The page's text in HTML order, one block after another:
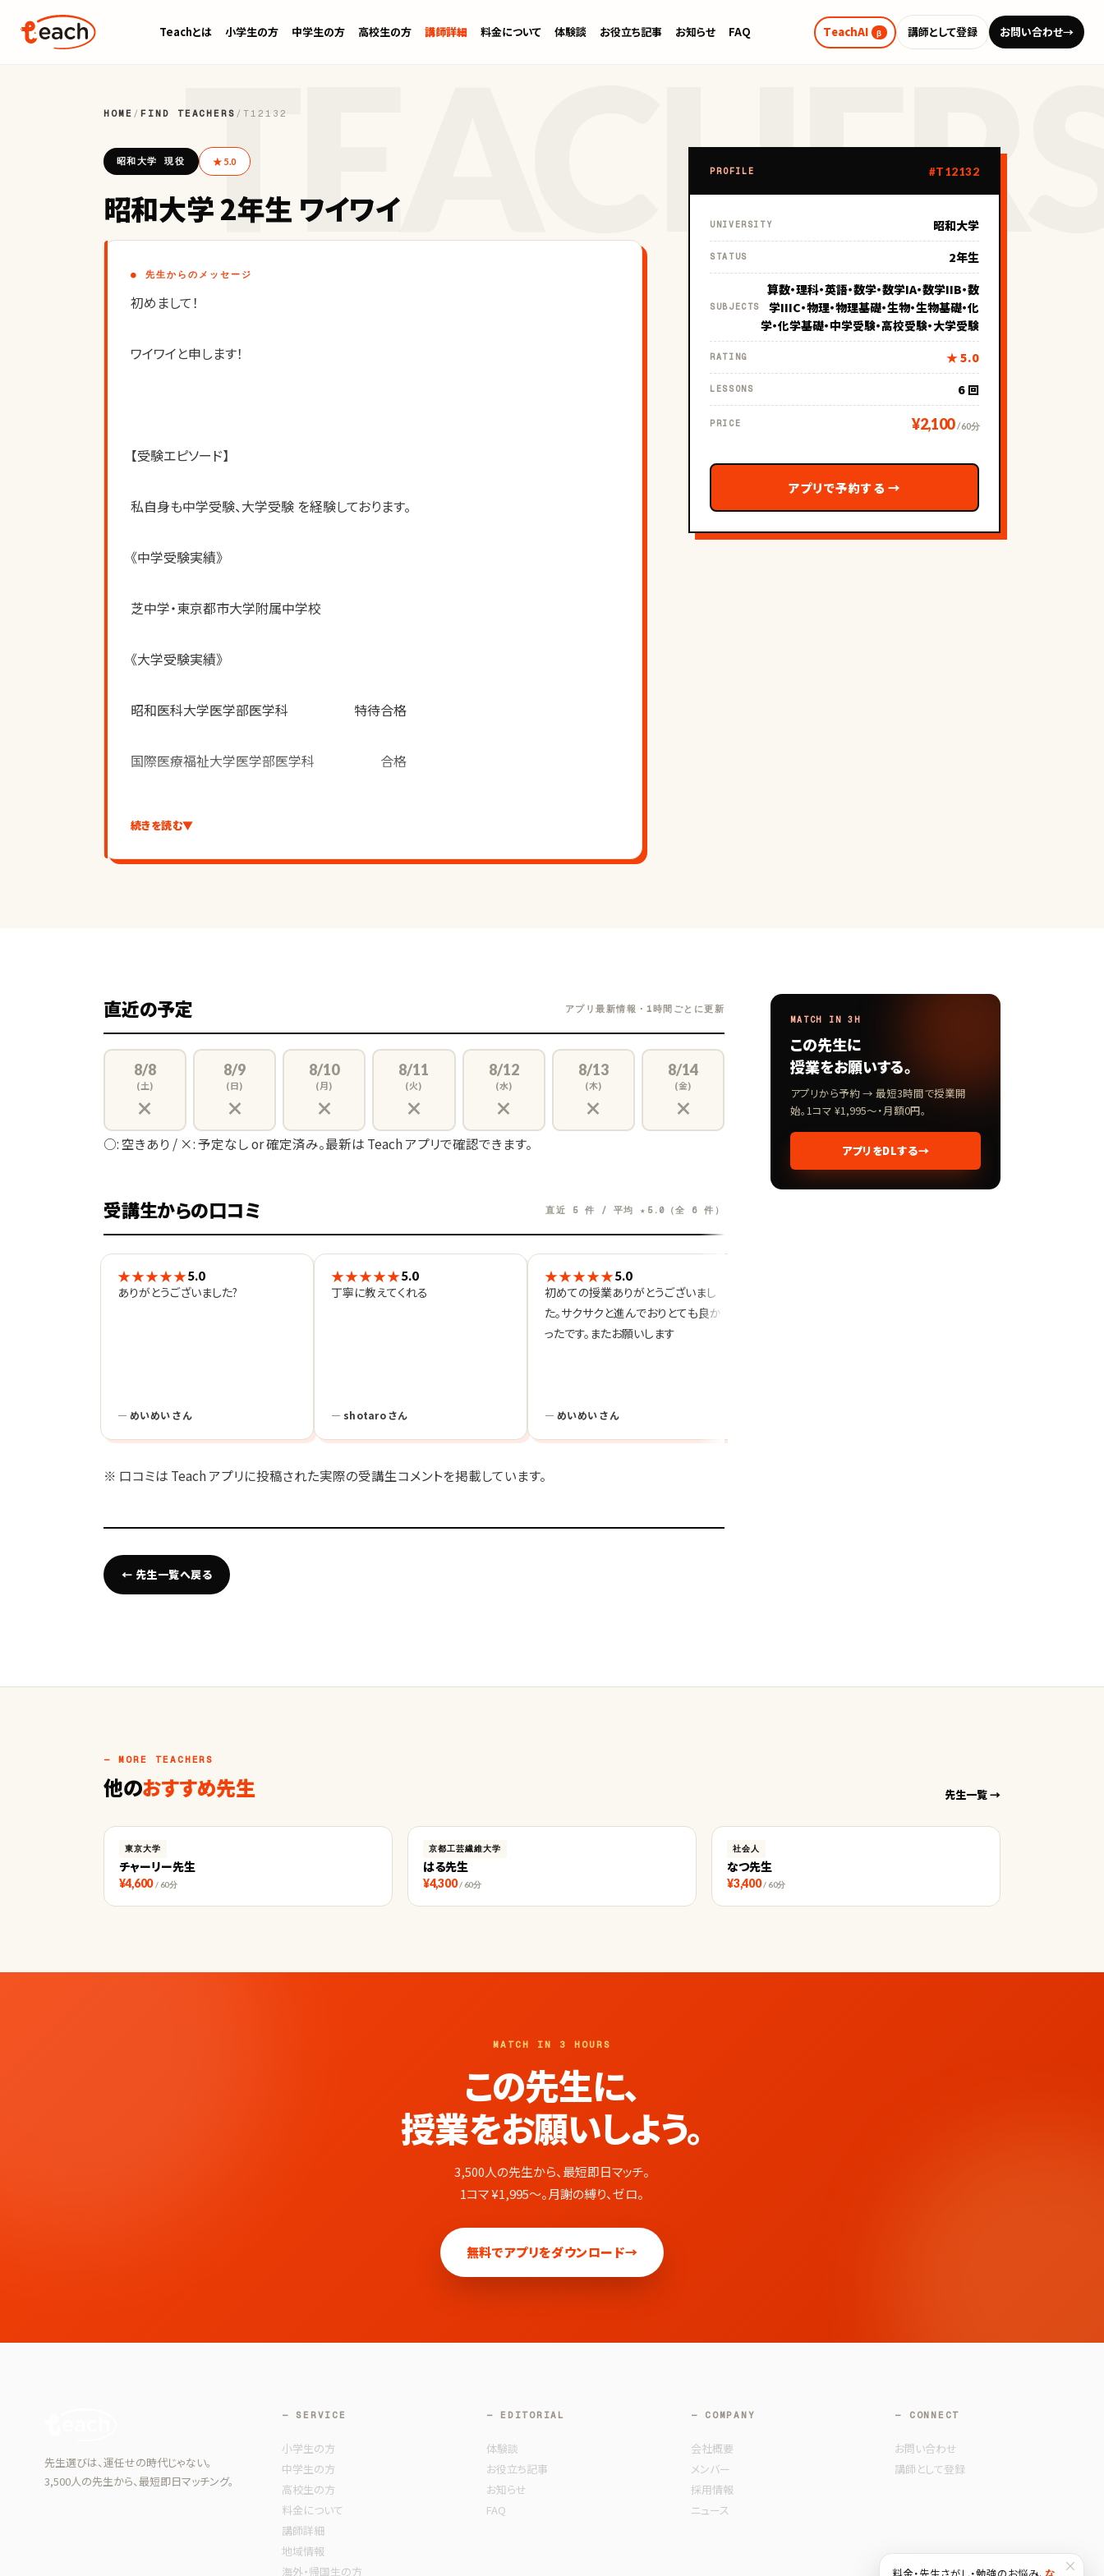
Teachとは 小学生の方 中学生の方 高校生の方 講師詳細 料金について 体験談 お役立ち記事 お知らせ FAQ TeachAI β 講師として登録 お問い合わせ→
HOME / FIND TEACHERS /T12132
昭和大学 現役 ★ 5.0
昭和大学 2年生 ワイワイ
● 先生からのメッセージ
初めまして！
ワイワイと申します！
【受験エピソード】
私自身も中学受験、大学受験 を経験しております。
《中学受験実績》
芝中学・東京都市大学附属中学校
《大学受験実績》
昭和医科大学医学部医学科　　　　　特待合格
国際医療福祉大学医学部医学科　　　　　合格
日本大学医学部医学科　　　　　　　一次合格
【部活経験や人柄など】
部活: 学生時代は柔道、弓道 に所属していたことがあります。
【生徒様へのメッセージ】
続きを読む▼
PROFILE #T12132
UNIVERSITY 昭和大学
STATUS 2年生
SUBJECTS
算数・理科・英語・数学・数学IA・数学IIB・数
学IIIC・物理・物理基礎・生物・生物基礎・化
学・化学基礎・中学受験・高校受験・大学受験
RATING ★ 5.0
LESSONS 6 回
PRICE ¥2,100 / 60分
アプリで予約する→
直近の予定 アプリ最新情報・1時間ごとに更新
8/8
(土)
×
8/9
(日)
×
8/10
(月)
×
8/11
(火)
×
8/12
(水)
×
8/13
(木)
×
8/14
(金)
×
○: 空きあり / ×: 予定なし or 確定済み。最新は Teach アプリで確認できます。
受講生からの口コミ 直近 5 件 / 平均 ★5.0（全 6 件）
★★★★★5.0
ありがとうございました?
— めいめい さん
★★★★★5.0
丁寧に教えてくれる
— shotaro さん
★★★★★5.0
初めての授業ありがとうございまし
た。サクサクと進んでおりとても良か
ったです。またお願いします
— めいめい さん
※ 口コミは Teach アプリに投稿された実際の受講生コメントを掲載しています。
← 先生一覧へ戻る
MATCH IN 3H
この先生に
授業をお願いする。
アプリから予約 → 最短3時間で授業開
始。1コマ ¥1,995〜・月額0円。
アプリをDLする→
— MORE TEACHERS
他のおすすめ先生 先生一覧 →
東京大学
チャーリー先生
¥4,600 / 60分
京都工芸繊維大学
はる先生
¥4,300 / 60分
社会人
なつ先生
¥3,400 / 60分
MATCH IN 3 HOURS
この先生に、
授業をお願いしよう。
3,500人の先生から、最短即日マッチ。
1コマ ¥1,995〜。月謝の縛り、ゼロ。
無料でアプリをダウンロード→
先生選びは、運任せの時代じゃない。
3,500人の先生から、最短即日マッチング。
— SERVICE
小学生の方
中学生の方
高校生の方
料金について
講師詳細
地域情報
海外・帰国生の方
— EDITORIAL
体験談
お役立ち記事
お知らせ
FAQ
— COMPANY
会社概要
メンバー
採用情報
ニュース
— CONNECT
お問い合わせ
講師として登録
×